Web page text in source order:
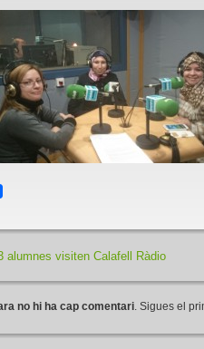
alumnes visiten Calafell Ràdio
no hi ha cap comentari. Sigues el